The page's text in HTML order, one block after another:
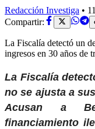
Redacción Investiga •
Compartir:
La Fiscalía detectó un
ingresos en 30 años de
La Fiscalía
no se ajusta a
Acusan a
financiamiento